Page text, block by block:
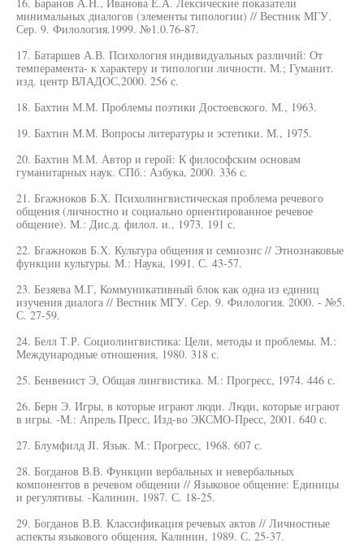
минимальных диалогов (элементы типологии) // Вестник МГУ.
Сер. 9. Филология.1999. №1.0.76-87.
17. Батаршев А.В. Психология индивидуальных различий: От
темперамента- к характеру и типологии личности. М.; Гуманит.
изд. центр ВЛАДОС,2000. 256 с.
18. Бахтин М.М. Проблемы поэтики Достоевского. М., 1963.
19. Бахтин М.М. Вопросы литературы и эстетики. М., 1975.
20. Бахтин М.М. Автор и герой: К философским основам
гуманитарных наук. СПб.: Азбука, 2000. 336 с.
21. Бгажноков Б.Х. Психолингвистическая проблема речевого
общения (личностно и социально ориентированное речевое
общение). М.: Дис.д. филол. и., 1973. 191 с.
22. Бгажноков Б.Х. Культура общения и семиозис // Этнознаковые
функции культуры. М.: Наука, 1991. С. 43-57.
23. Безяева М.Г, Коммуникативный блок как одна из единиц
изучения диалога // Вестник МГУ. Сер. 9. Филология. 2000. - №5.
С. 27-59.
24. Белл Т.Р. Социолингвистика: Цели, методы и проблемы. М.:
Международные отношения, 1980. 318 с.
25. Бенвенист Э, Общая лингвистика. М.: Прогресс, 1974. 446 с.
26. Берн Э. Игры, в которые играют люди. Люди, которые играют
в игры. -М.: Апрель Пресс, Изд-во ЭКСМО-Пресс, 2001. 640 с.
27. Блумфилд JI. Язык. М.: Прогресс, 1968. 607 с.
28. Богданов В.В. Функции вербальных и невербальных
компонентов в речевом общении // Языковое общение: Единицы
и регулятивы. -Калинин, 1987. С. 18-25.
29. Богданов В.В. Классификация речевых актов // Личностные
аспекты языкового общения, Калинин, 1989. С. 25-37.